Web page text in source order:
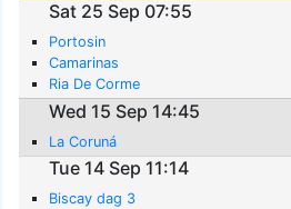
Sat 25 Sep 07:55
Portosin
Camarinas
Ria De Corme
Wed 15 Sep 14:45
La Coruná
Tue 14 Sep 11:14
Biscay dag 3